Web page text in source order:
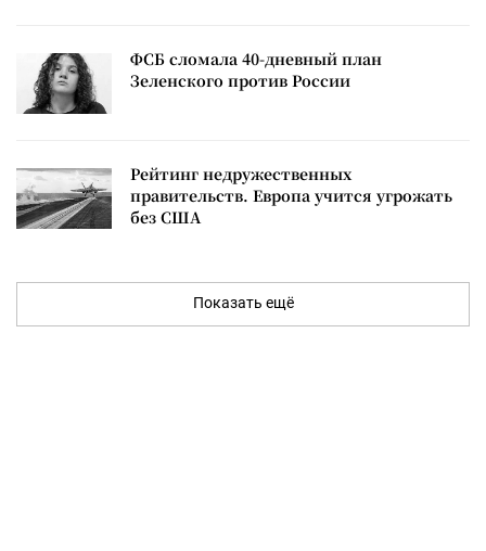
ФСБ сломала 40-дневный план
Зеленского против России
Рейтинг недружественных
правительств. Европа учится угрожать
без США
Показать ещё